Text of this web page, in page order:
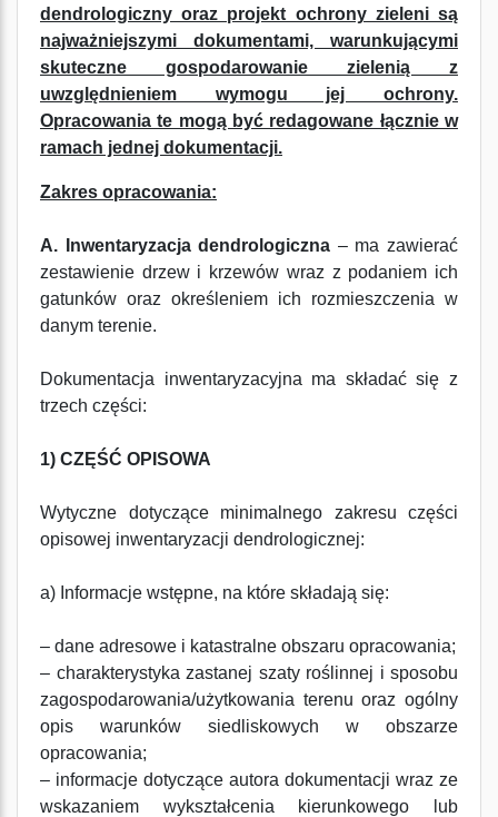
dendrologiczny oraz projekt ochrony zieleni są
najważniejszymi dokumentami, warunkującymi
skuteczne gospodarowanie zielenią z
uwzględnieniem wymogu jej ochrony.
Opracowania te mogą być redagowane łącznie w
ramach jednej dokumentacji.
Zakres opracowania:
A. Inwentaryzacja dendrologiczna – ma zawierać
zestawienie drzew i krzewów wraz z podaniem ich
gatunków oraz określeniem ich rozmieszczenia w
danym terenie.
Dokumentacja inwentaryzacyjna ma składać się z
trzech części:
1) CZĘŚĆ OPISOWA
Wytyczne dotyczące minimalnego zakresu części
opisowej inwentaryzacji dendrologicznej:
a) Informacje wstępne, na które składają się:
– dane adresowe i katastralne obszaru opracowania;
– charakterystyka zastanej szaty roślinnej i sposobu
zagospodarowania/użytkowania terenu oraz ogólny
opis warunków siedliskowych w obszarze
opracowania;
– informacje dotyczące autora dokumentacji wraz ze
wskazaniem wykształcenia kierunkowego lub